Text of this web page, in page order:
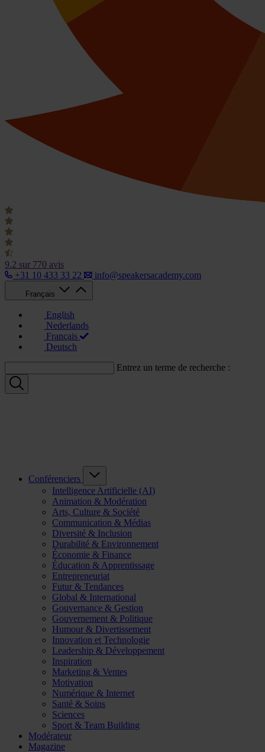
9.2 sur 770 avis
+31 10 433 33 22
info@speakersacademy.com
Français
English
Nederlands
Français
Deutsch
Entrez un terme de recherche :
Conférenciers
Intelligence Artificielle (AI)
Animation & Modération
Arts, Culture & Société
Communication & Médias
Diversité & Inclusion
Durabilité & Environnement
Économie & Finance
Éducation & Apprentissage
Entrepreneuriat
Futur & Tendances
Global & International
Gouvernance & Gestion
Gouvernement & Politique
Humour & Divertissement
Innovation et Technologie
Leadership & Développement
Inspiration
Marketing & Ventes
Motivation
Numérique & Internet
Santé & Soins
Sciences
Sport & Team Building
Modérateur
Magazine